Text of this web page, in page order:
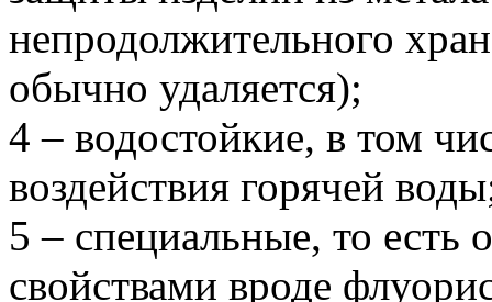
непродолжительного
обычно удаляется);
4 – водостойкие, в том
воздействия горячей
5 – специальные, то
свойствами вроде